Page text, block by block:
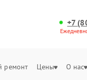
+7
ремонт Цены О нас